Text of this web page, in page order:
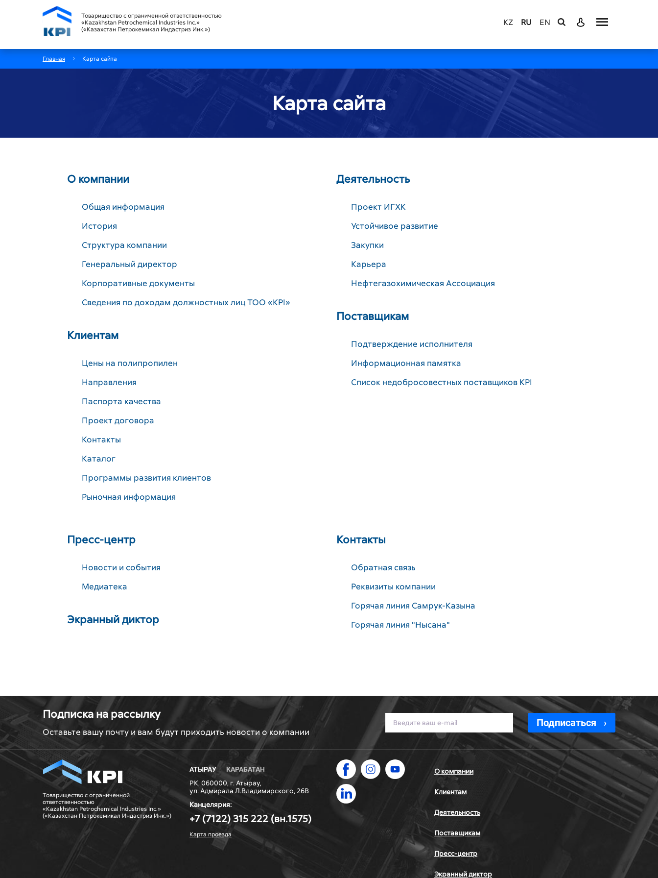
Товарищество с ограниченной ответственностью
«Kazakhstan Petrochemical Industries Inc.»
(«Казахстан Петрокемикал Индастриз Инк.»)
KZ RU EN
Главная Карта сайта
Карта сайта
О компании
Общая информация
История
Структура компании
Генеральный директор
Корпоративные документы
Сведения по доходам должностных лиц ТОО «KPI»
Клиентам
Цены на полипропилен
Направления
Паспорта качества
Проект договора
Контакты
Каталог
Программы развития клиентов
Рыночная информация
Деятельность
Проект ИГХК
Устойчивое развитие
Закупки
Карьера
Нефтегазохимическая Ассоциация
Поставщикам
Подтверждение исполнителя
Информационная памятка
Список недобросовестных поставщиков KPI
Пресс-центр
Новости и события
Медиатека
Экранный диктор
Контакты
Обратная связь
Реквизиты компании
Горячая линия Самрук-Казына
Горячая линия "Нысана"
Подписка на рассылку
Оставьте вашу почту и вам будут приходить новости о компании
Подписаться
Товарищество с ограниченной
ответственностью
«Kazakhstan Petrochemical Industries Inc.»
(«Казахстан Петрокемикал Индастриз Инк.»)
АТЫРАУ КАРАБАТАН
РК, 060000, г. Атырау,
ул. Адмирала Л.Владимирского, 26В
Канцелярия:
+7 (7122) 315 222 (вн.1575)
Карта проезда
О компании
Клиентам
Деятельность
Поставщикам
Пресс-центр
Экранный диктор